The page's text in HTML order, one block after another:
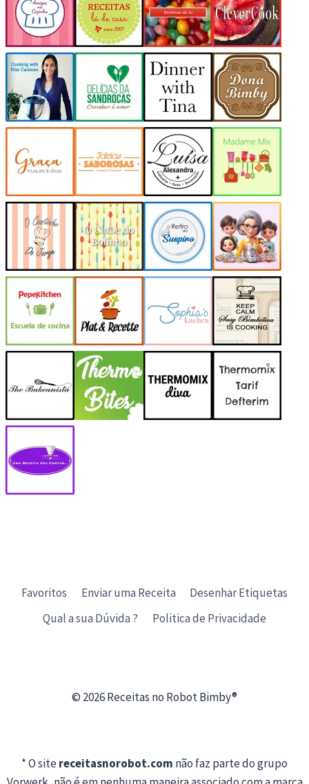
Favoritos Enviar uma Receita
Desenhar Etiquetas
Qual a sua Dúvida ?
Politica de Privacidade
© 2026 Receitas no Robot Bimby®
* O sitereceitasnorobot.com não faz parte do grupo